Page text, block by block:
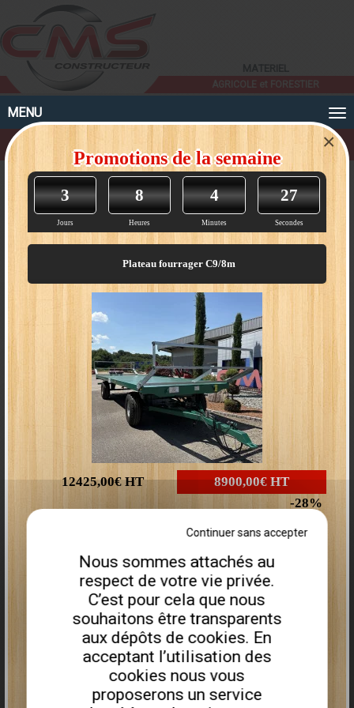
Promotions de la semaine
3 8 4 27
Jours Heures Minutes Secondes
Plateau fourrager C9/8m
12425,00€HT 8900,00€HT
28
disponibles
Remorque porte engin PEA675I
×
AGRICOLE et FORESTIER
MENU
Godet grand volume renforcé
Godet grand volume renforcé
2,30m ou
- poids de 580
300 L à 2 500 L,
- Attache Manitou ou Merlo
D'autres attaches et volumes disponibles sur commande ou en
stock.
"Offre spéciale"
- Largeur 2,30m :3057 € HT
- Largeur 2,50m :3221 € HT2255 € HT
Nous sommes attachés au
respect de votre vie privée.
C’est pour cela que nous
souhaitons être transparents
aux dépôts de cookies. En
acceptant l’utilisation des
cookies nous vous
proposerons un service
Continuer sans accepter